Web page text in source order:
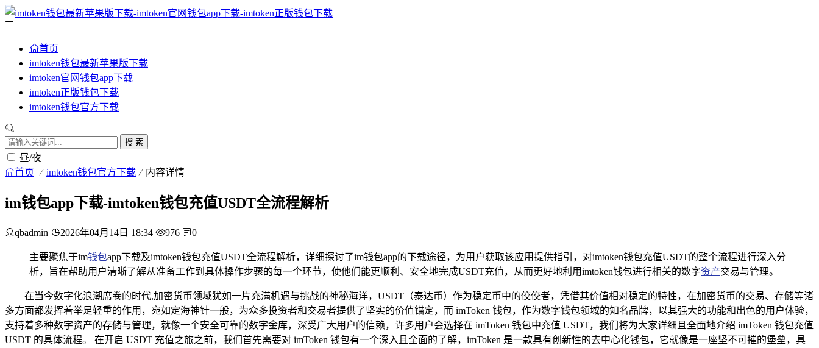
首页
imtoken钱包最新苹果版下载
imtoken官网钱包app下载
imtoken正版钱包下载
imtoken钱包官方下载
搜 索
昼/夜
首页 imtoken钱包官方下载 内容详情
im钱包app下载-imtoken钱包充值USDT全流程解析
qbadmin 2026年04月14日 18:34 976 0
主要聚焦于im钱包app下载及imtoken钱包充值USDT全流程解析，详细探讨了im钱包app的下载途径，为用户获取该应用提供指引，对imtoken钱包充值USDT的整个流程进行深入分
析，旨在帮助用户清晰了解从准备工作到具体操作步骤的每一个环节，使他们能更顺利、安全地完成USDT充值，从而更好地利用imtoken钱包进行相关的数字资产交易与管理。
在当今数字化浪潮席卷的时代,加密货币领域犹如一片充满机遇与挑战的神秘海洋，USDT（泰达币）作为稳定币中的佼佼者，凭借其价值相对稳定的特性，在加密货币的交易、存储等诸
多方面都发挥着举足轻重的作用，宛如定海神针一般，为众多投资者和交易者提供了坚实的价值锚定，而 imToken 钱包，作为数字钱包领域的知名品牌，以其强大的功能和出色的用户体验，
支持着多种数字资产的存储与管理，就像一个安全可靠的数字金库，深受广大用户的信赖，许多用户会选择在 imToken 钱包中充值 USDT，我们将为大家详细且全面地介绍 imToken 钱包充值
USDT 的具体流程。 在开启 USDT 充值之旅之前，我们首先需要对 imToken 钱包有一个深入且全面的了解，imToken 是一款具有创新性的去中心化钱包，它就像是一座坚不可摧的堡垒，具